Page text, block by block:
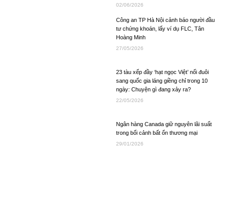
02/06/2026
Công an TP Hà Nội cảnh báo người đầu
tư chứng khoán, lấy ví dụ FLC, Tân
Hoàng Minh
27/05/2026
23 tàu xếp đầy ‘hạt ngọc Việt’ nối đuôi
sang quốc gia láng giềng chỉ trong 10
ngày: Chuyện gì đang xảy ra?
22/05/2026
Ngân hàng Canada giữ nguyên lãi suất
trong bối cảnh bất ổn thương mại
29/01/2026